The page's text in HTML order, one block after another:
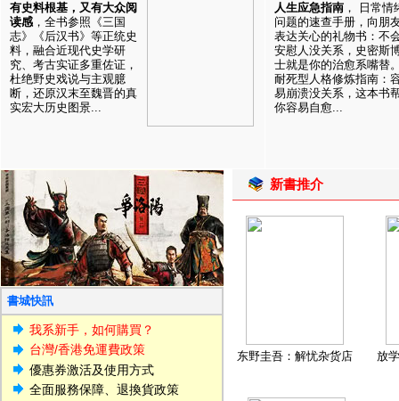
有史料根基，又有大众阅
读感 ，全书参照《三国
志》《后汉书》等正统史
料，融合近现代史学研
究、考古实证多重佐证，
杜绝野史戏说与主观臆
断，还原汉末至魏晋的真
实宏大历史图景...
人生应急指南 ， 日常情
问题的速查手册，向朋
表达关心的礼物书：不
安慰人没关系，史密斯
士就是你的治愈系嘴替
耐死型人格修炼指南：
易崩溃没关系，这本书
你容易自愈...
書城快訊
我系新手，如何購買？
台灣/香港免運費政策
優惠券激活及使用方式
全面服務保障、退換貨政策
新書推介
东野圭吾：解忧杂货店 放